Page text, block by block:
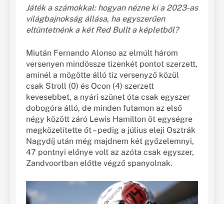
Játék a számokkal: hogyan nézne ki a 2023-as
világbajnokság állása, ha egyszerűen
eltüntetnénk a két Red Bullt a képletből?
Miután Fernando Alonso az elmúlt három
versenyen mindössze tizenkét pontot szerzett,
aminél a mögötte álló tíz versenyző közül
csak Stroll (0) és Ocon (4) szerzett
kevesebbet, a nyári szünet óta csak egyszer
dobogóra álló, de minden futamon az első
négy között záró Lewis Hamilton öt egységre
megközelítette őt – pedig a július eleji Osztrák
Nagydíj után még majdnem két győzelemnyi,
47 pontnyi előnye volt az azóta csak egyszer,
Zandvoortban előtte végző spanyolnak.